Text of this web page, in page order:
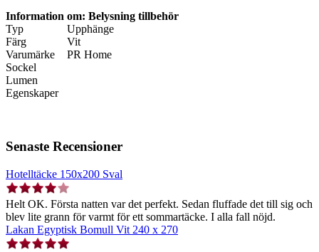
Information om: Belysning tillbehör
Typ
Upphänge
Färg
Vit
Varumärke
PR Home
Sockel
Lumen
Egenskaper
Senaste Recensioner
Hotelltäcke 150x200 Sval
Helt OK. Första natten var det perfekt. Sedan fluffade det till sig och
blev lite grann för varmt för ett sommartäcke. I alla fall nöjd.
Lakan Egyptisk Bomull Vit 240 x 270